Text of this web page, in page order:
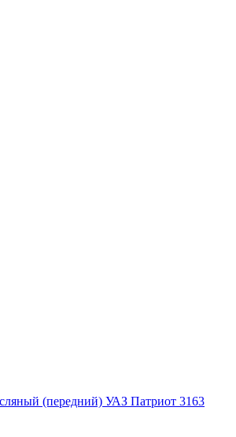
(передний) УАЗ Патриот 3163